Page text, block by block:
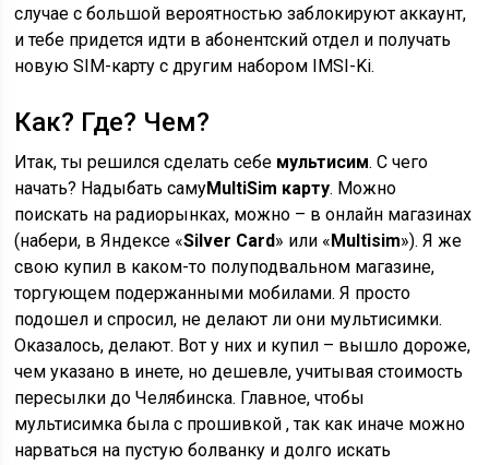
случае с большой вероятностью заблокируют аккаунт,
и тебе придется идти в абонентский отдел и получать
новую SIM-карту с другим набором IMSI-Ki.
Как? Где? Чем?
Итак, ты решился сделать себе мультисим. С чего
начать? Надыбать самуMultiSim карту. Можно
поискать на радиорынках, можно – в онлайн магазинах
(набери, в Яндексе «Silver Card» или « Multisim»). Я же
свою купил в каком-то полуподвальном магазине,
торгующем подержанными мобилами. Я просто
подошел и спросил, не делают ли они мультисимки.
Оказалось, делают. Вот у них и купил – вышло дороже,
чем указано в инете, но дешевле, учитывая стоимость
пересылки до Челябинска. Главное, чтобы
мультисимка была с прошивкой , так как иначе можно
нарваться на пустую болванку и долго искать